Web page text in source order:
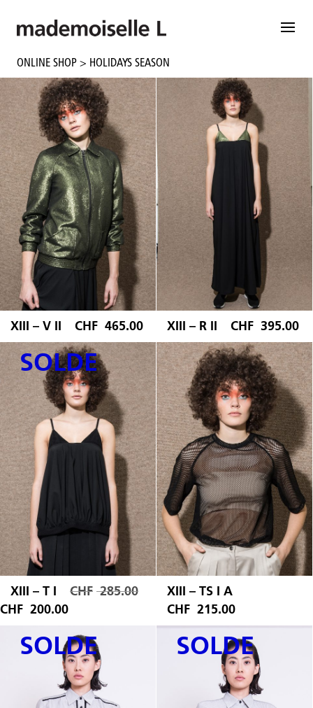
ONLINE SHOP > HOLIDAYS SEASON
XIII – V II CHF 465.00 XIII – R II CHF 395.00
SOLDE
XIII – T I CHF 285.00Le
initial
CHF 200.00Le
actuel
est :
CHF 200.00.
XIII – TS I A
CHF 215.00
SOLDE SOLDE